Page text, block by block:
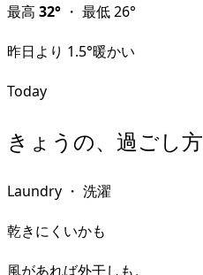
最高 32° ・ 最低26°
昨日より 1.5°暖かい
Today
きょうの、過ごし方
Laundry ・ 洗濯
乾きにくいかも
風があれば外干しも。